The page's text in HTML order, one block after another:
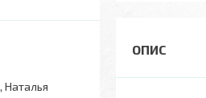
Наталья